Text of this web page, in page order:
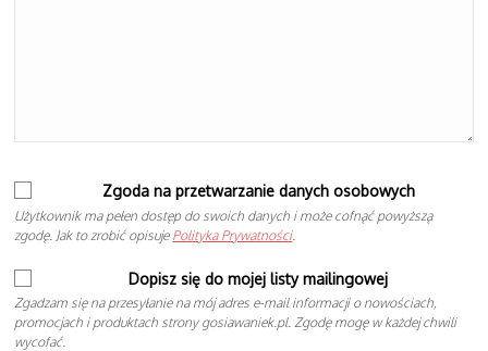
Zgoda na przetwarzanie danych osobowych
Użytkownik ma pełen dostęp do swoich danych i może cofnąć powyższą
zgodę. Jak to zrobić opisuje Polityka Prywatności.
Dopisz się do mojej listy mailingowej
Zgadzam się na przesyłanie na mój adres e-mail informacji o nowościach,
promocjach i produktach strony gosiawaniek.pl. Zgodę mogę w każdej chwili
wycofać.